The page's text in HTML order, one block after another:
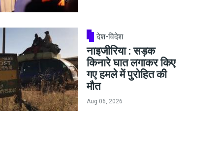
देश-विदेश
नाइजीरिया : सड़क
किनारे घात लगाकर किए
गए हमले में पुरोहित की
मौत
Aug 06, 2026